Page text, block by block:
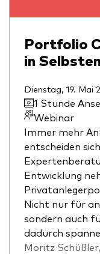
Portfolio
in
Dienstag, 19. Mai
1 Stunde
Webinar
Immer mehr
entscheiden
Entwicklung
Nicht nur für
sondern auch
dadurch
Moritz